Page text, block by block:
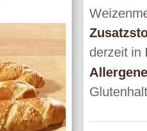
derzeit in
Allergene